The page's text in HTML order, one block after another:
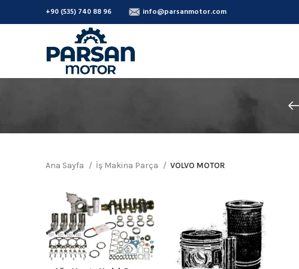
Ana Sayfa İş Makina Parça VOLVO MOTOR
+90 (535) 740 88 96 info@parsanmotor.com